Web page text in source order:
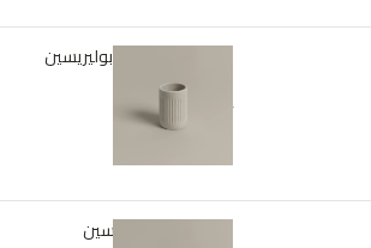
حامل فرش أسنان بوليريسين
متوفر في المخزون
صينية تنظيم بوليريسين